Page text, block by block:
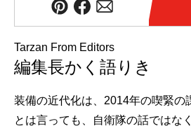
Tarzan From Editors
編集長かく語りき
装備の近代化は、2014年の喫緊の
とは言っても、自衛隊の話ではな